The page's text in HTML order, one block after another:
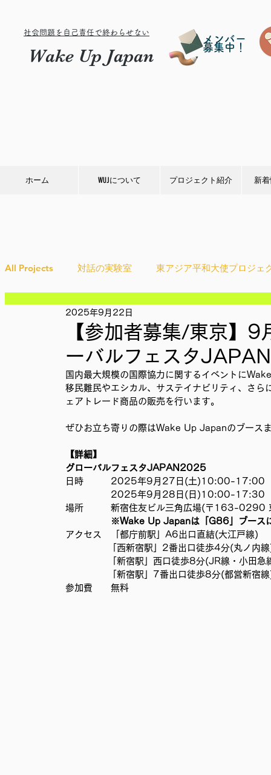
社会問題を自己責任で終わらせない
Wake Up Japan
メンバー
募集中！
ホーム WUJについて プロジェクト紹介 新
All Projects 対話の実験室 東アジア平和大使プロジェ
Ethical＆Sustainably
IMPACT Japan studytour YouthCan
SDGカフェでふらっとアクション ことばのたまり場
国際会議 現地調査訪問 総会
移民難民と共に生きる社会を育むプロジェクト 事務
【参加者募集/東京】
ーバルフェスタ
2025年9月22日
国内最大規模の国際協力に関するイベントに
移民難民やエシカル、サステイナビリティ、さ
ェアトレード商品の販売を行います。
ぜひお立ち寄りの際はWake Up Japanのブース
【詳細】
グローバルフェスタJAPAN2025
日時　　　2025年9月27日(土)10:00-17:00
2025年9月28日(日)10:00-17:30
場所　　　新宿住友ビル三角広場(〒163-0290
※Wake Up Japanは「G86」ブース
アクセス　「都庁前駅」A6出口直結(大江戸線)
「西新宿駅」2番出口徒歩4分(丸ノ内線
「新宿駅」西口徒歩8分(JR線・小田急線
「新宿駅」7番出口徒歩8分(都営新宿線
参加費　　無料